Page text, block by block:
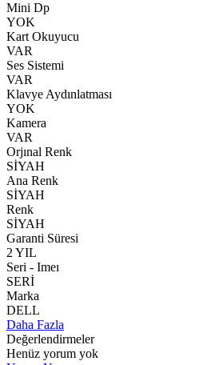
Mini Dp
YOK
Kart Okuyucu
VAR
Ses Sistemi
VAR
Klavye Aydınlatması
YOK
Kamera
VAR
Orjınal Renk
SİYAH
Ana Renk
SİYAH
Renk
SİYAH
Garanti Süresi
2 YIL
Seri - Imeı
SERİ
Marka
DELL
Daha Fazla
Değerlendirmeler
Henüz yorum yok